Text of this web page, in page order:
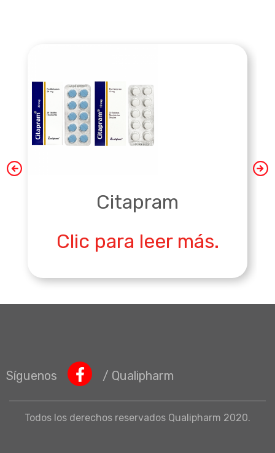
Citapram
Clic para leer más.
Síguenos / Qualipharm
Todos los derechos reservados Qualipharm 2020.